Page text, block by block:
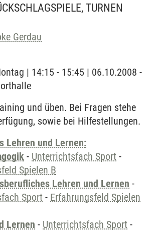
TURNEN
Gerdau
| 14:15 - 15:45 | 06.10.2008 -
und üben. Bei Fragen stehe
sowie bei Hilfestellungen.
Lehren und Lernen:
- Unterrichtsfach Sport -
Spielen B
Lehren und Lernen -
Sport - Erfahrungsfeld Spielen
Lernen - Unterrichtsfach Sport -